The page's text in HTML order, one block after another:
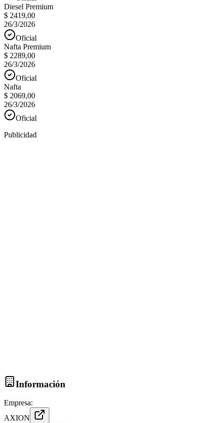
Diesel Premium
$ 2419,00
26/3/2026
Oficial
Nafta Premium
$ 2289,00
26/3/2026
Oficial
Nafta
$ 2069,00
26/3/2026
Oficial
Publicidad
Información
Empresa:
AXION